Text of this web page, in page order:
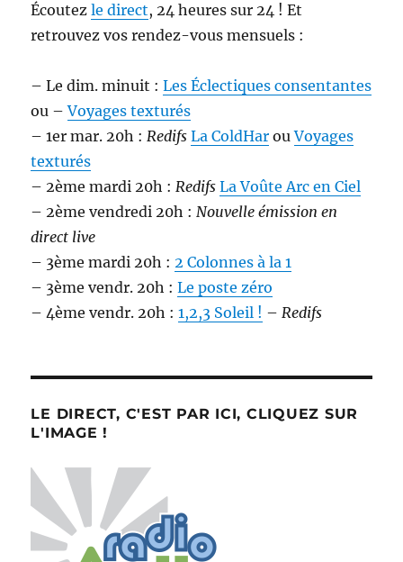
Écoutezle direct, 24 heures sur 24 ! Et
retrouvez vos rendez-vous mensuels :
– Le dim. minuit :Les Éclectiques consentantes
ou –Voyages texturés
– 1er mar. 20h :Redifs La ColdHar ouVoyages
texturés
– 2ème mardi 20h :Redifs La Voûte Arc en Ciel
– 2ème vendredi 20h :Nouvelle émission en
direct live
– 3ème mardi 20h :2 Colonnes à la 1
– 3ème vendr. 20h :Le poste zéro
– 4ème vendr. 20h :1,2,3 Soleil ! –Redifs
LE DIRECT, C'EST PAR ICI, CLIQUEZ SUR
L'IMAGE !